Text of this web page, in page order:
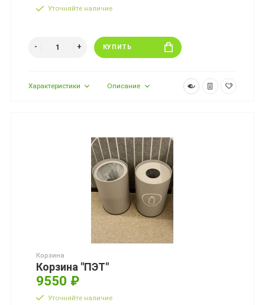
Уточняйте наличие
КУПИТЬ
Характеристики Описание
Корзина
Корзина "ПЭТ"
9550 ₽
Уточняйте наличие